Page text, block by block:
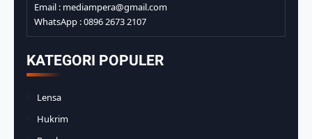
Email : mediampera@gmail.com
WhatsApp : 0896 2673 2107
KATEGORI POPULER
Lensa
Hukrim